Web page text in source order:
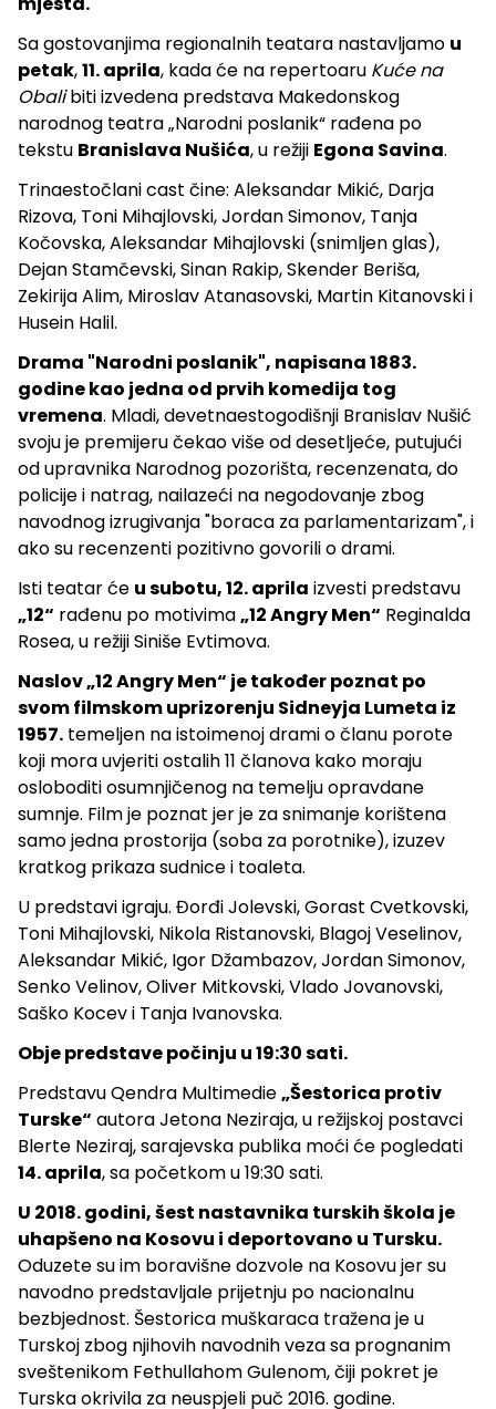
Sa gostovanjima regionalnih teatara nastavljamo u
petak,11. aprila, kada će na repertoaru Kuće na
Obalibiti izvedena predstava Makedonskog
narodnog teatra „Narodni poslanik“ rađena po
tekstu Branislava Nušića, u režiji Egona Savina.
Trinaestočlani cast čine: Aleksandar Mikić, Darja
Rizova, Toni Mihajlovski, Jordan Simonov, Tanja
Kočovska, Aleksandar Mihajlovski (snimljen glas),
Dejan Stamčevski, Sinan Rakip, Skender Beriša,
Zekirija Alim, Miroslav Atanasovski, Martin Kitanovski i
Husein Halil.
Drama "Narodni poslanik", napisana 1883.
godine kao jedna od prvih komedija tog
vremena. Mladi, devetnaestogodišnji Branislav Nušić
svoju je premijeru čekao više od desetljeće, putujući
od upravnika Narodnog pozorišta, recenzenata, do
policije i natrag, nailazeći na negodovanje zbog
navodnog izrugivanja "boraca za parlamentarizam", i
ako su recenzenti pozitivno govorili o drami.
Isti teatar će u subotu, 12. aprila izvesti predstavu
„12“ rađenu po motivima„12 Angry Men“ Reginalda
Rosea, u režiji Siniše Evtimova.
Naslov „12 Angry Men“ je također poznat po
svom filmskom uprizorenju Sidneyja Lumeta iz
1957. temeljen na istoimenoj drami o članu porote
koji mora uvjeriti ostalih 11 članova kako moraju
osloboditi osumnjičenog na temelju opravdane
sumnje. Film je poznat jer je za snimanje korištena
samo jedna prostorija (soba za porotnike), izuzev
kratkog prikaza sudnice i toaleta.
U predstavi igraju. Đorđi Jolevski, Gorast Cvetkovski,
Toni Mihajlovski, Nikola Ristanovski, Blagoj Veselinov,
Aleksandar Mikić, Igor Džambazov, Jordan Simonov,
Senko Velinov, Oliver Mitkovski, Vlado Jovanovski,
Saško Kocev i Tanja Ivanovska.
Obje predstave počinju u 19:30 sati.
Predstavu Qendra Multimedie„Šestorica protiv
Turske“ autora Jetona Neziraja, u režijskoj postavci
Blerte Neziraj, sarajevska publika moći će pogledati
14. aprila, sa početkom u 19:30 sati.
U 2018. godini, šest nastavnika turskih škola je
uhapšeno na Kosovu i deportovano u Tursku.
Oduzete su im boravišne dozvole na Kosovu jer su
navodno predstavljale prijetnju po nacionalnu
bezbjednost. Šestorica muškaraca tražena je u
Turskoj zbog njihovih navodnih veza sa prognanim
sveštenikom Fethullahom Gulenom, čiji pokret je
Turska okrivila za neuspjeli puč 2016. godine.